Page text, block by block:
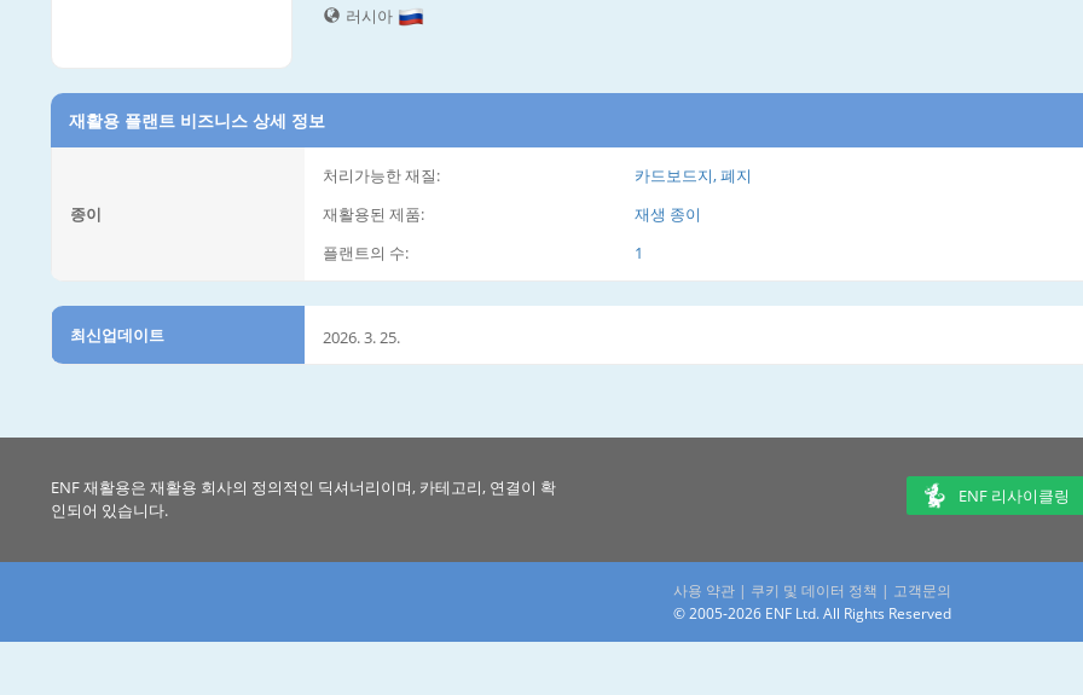
러시아
재활용 플랜트 비즈니스 상세 정보
종이
처리가능한 재질:
카드보드지, 폐지
재활용된 제품:
재생 종이
플랜트의 수:
1
최신업데이트 2026. 3. 25.
ENF 재활용은 재활용 회사의 정의적인 딕셔너리이며, 카테고리, 연결이 확
인되어 있습니다.
ENF 리사이클링
사용 약관 | 쿠키 및 데이터 정책 | 고객문의
© 2005-2026 ENF Ltd. All Rights Reserved